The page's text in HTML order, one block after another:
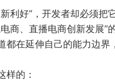
利好”，开发者却必须把
商、直播电商创新发展
都在延伸自己的能力边
样的：